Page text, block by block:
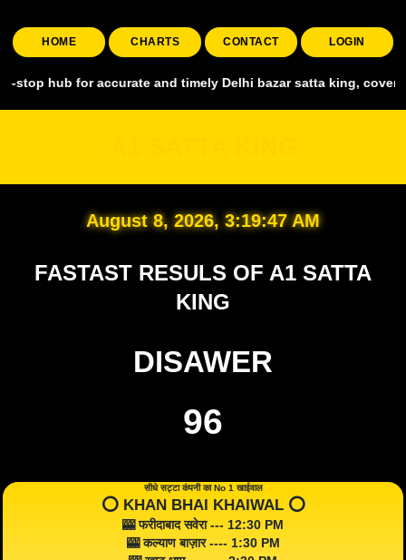
HOME CHARTS CONTACT LOGIN
for accurate and timely Delhi bazar satta king, covering all
August 8, 2026, 3:19:48 AM
FASTAST RESULS OF A1 SATTA
KING
DISAWER
96
सीधे सट्टा कंपनी का No 1 खाईवाल
⭕️ KHAN BHAI KHAIWAL ⭕️
🎰 फरीदाबाद सवेरा --- 12:30 PM
🎰 कल्याण बाज़ार ---- 1:30 PM